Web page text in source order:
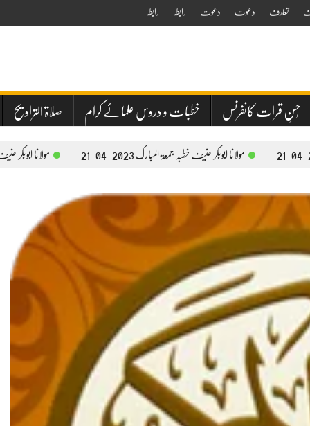
تعارف دعوت دعوت رابطہ رابطہ
حُسنِ قرات کانفرنس خطبات و دروس علمائے کرام صلاۃ التراویح
مولانا ابوبکر حنیف خطبہ جمعۃ المبارک 2023-04-21 مولانا ابوبکر حنیف ترجمہ قرآن کلاس 2023-05-